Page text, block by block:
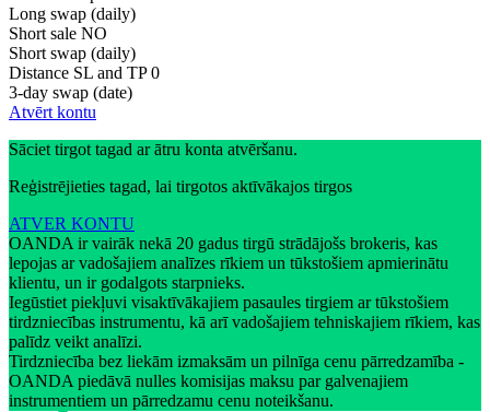
Long swap (daily)
Short sale NO
Short swap (daily)
Distance SL and TP 0
3-day swap (date)
Atvērt kontu
Sāciet tirgot tagad ar ātru konta atvēršanu.
Reģistrējieties tagad, lai tirgotos aktīvākajos tirgos
ATVER KONTU
OANDA ir vairāk nekā 20 gadus tirgū strādājošs brokeris, kas
lepojas ar vadošajiem analīzes rīkiem un tūkstošiem apmierinātu
klientu, un ir godalgots starpnieks.
Iegūstiet piekļuvi visaktīvākajiem pasaules tirgiem ar tūkstošiem
tirdzniecības instrumentu, kā arī vadošajiem tehniskajiem rīkiem, kas
palīdz veikt analīzi.
Tirdzniecība bez liekām izmaksām un pilnīga cenu pārredzamība -
OANDA piedāvā nulles komisijas maksu par galvenajiem
instrumentiem un pārredzamu cenu noteikšanu.